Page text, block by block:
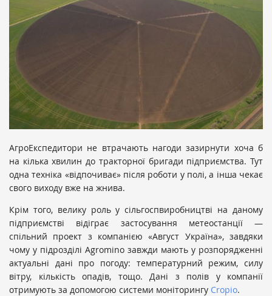
АгроЕкспедитори не втрачають нагоди зазирнути хоча б
на кілька хвилин до тракторної бригади підприємства. Тут
одна техніка «відпочиває» після роботи у полі, а інша чекає
свого виходу вже на жнива.
Крім того, велику роль у сільгоспвиробництві на даному
підприємстві відіграє застосування метеостанції —
спільний проект з компанією «Август Україна», завдяки
чому у підрозділі Agromino завжди мають у розпорядженні
актуальні дані про погоду: температурний режим, силу
вітру, кількість опадів, тощо. Дані з полів у компанії
отримують за допомогою системи моніторингу Cropio.